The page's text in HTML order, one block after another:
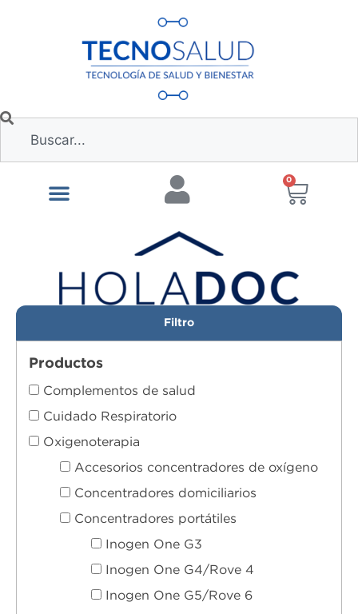
0
Filtro
Productos
Complementos de salud
Cuidado Respiratorio
Oxigenoterapia
Accesorios concentradores de oxígeno
Concentradores domiciliarios
Concentradores portátiles
Inogen One G3
Inogen One G4/Rove 4
Inogen One G5/Rove 6
Necesarias
cookies no